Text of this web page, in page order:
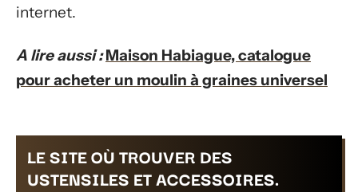
internet.
A lire aussi : Maison Habiague, catalogue
pour acheter un moulin à graines universel
LE SITE OÙ TROUVER DES
USTENSILES ET ACCESSOIRES.